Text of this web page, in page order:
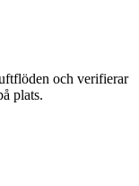
och verifierar
plats.